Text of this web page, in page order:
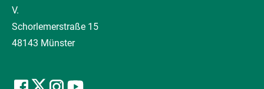
V.
Schorlemerstraße 15
48143 Münster